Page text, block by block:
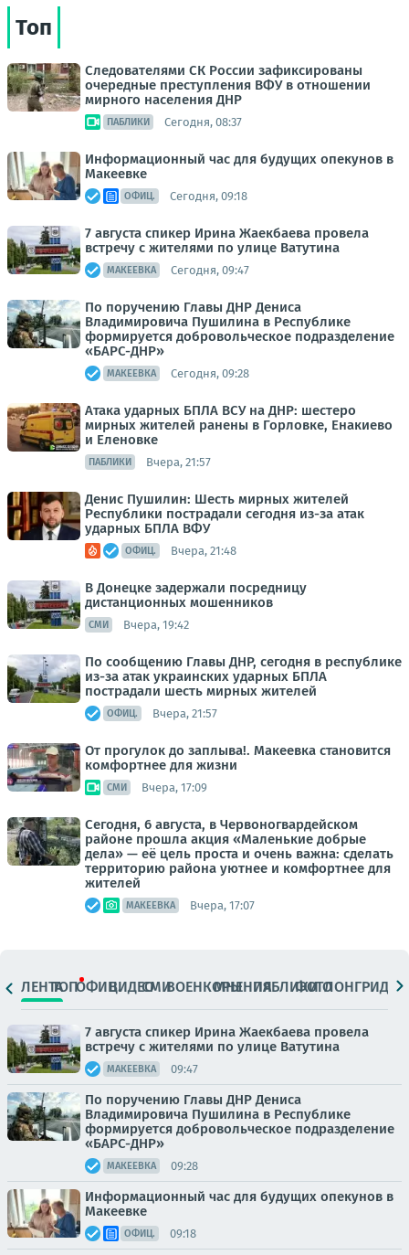
Топ
Следователями СК России зафиксированы
очередные преступления ВФУ в отношении
мирного населения ДНР
ПАБЛИКИ Сегодня, 08:37
Информационный час для будущих опекунов в
Макеевке
ОФИЦ. Сегодня, 09:18
7 августа спикер Ирина Жаекбаева провела
встречу с жителями по улице Ватутина
МАКЕЕВКА Сегодня, 09:47
По поручению Главы ДНР Дениса
Владимировича Пушилина в Республике
формируется добровольческое подразделение
«БАРС-ДНР»
МАКЕЕВКА Сегодня, 09:28
Атака ударных БПЛА ВСУ на ДНР: шестеро
мирных жителей ранены в Горловке, Енакиево
и Еленовке
ПАБЛИКИ Вчера, 21:57
Денис Пушилин: Шесть мирных жителей
Республики пострадали сегодня из-за атак
ударных БПЛА ВФУ
ОФИЦ. Вчера, 21:48
В Донецке задержали посредницу
дистанционных мошенников
СМИ Вчера, 19:42
По сообщению Главы ДНР, сегодня в республике
из-за атак украинских ударных БПЛА
пострадали шесть мирных жителей
ОФИЦ. Вчера, 21:57
От прогулок до заплыва!. Макеевка становится
комфортнее для жизни
СМИ Вчера, 17:09
Сегодня, 6 августа, в Червоногвардейском
районе прошла акция «Маленькие добрые
дела» — её цель проста и очень важна: сделать
территорию района уютнее и комфортнее для
жителей
МАКЕЕВКА Вчера, 17:07
ЛЕНТАТОПОФИЦ.ВИДЕОСМИВОЕНКОРЫМНЕНИЯПАБЛИКИ
ФОТОЛОНГРИДЫ
7 августа спикер Ирина Жаекбаева провела
встречу с жителями по улице Ватутина
МАКЕЕВКА 09:47
По поручению Главы ДНР Дениса
Владимировича Пушилина в Республике
формируется добровольческое подразделение
«БАРС-ДНР»
МАКЕЕВКА 09:28
Информационный час для будущих опекунов в
Макеевке
ОФИЦ. 09:18